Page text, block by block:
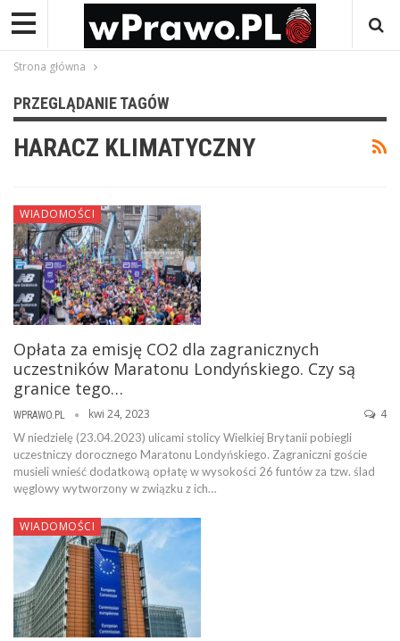
Strona główna
PRZEGLĄDANIE TAGÓW
HARACZ KLIMATYCZNY
WIADOMOŚCI
Opłata za emisję CO2 dla zagranicznych
uczestników Maratonu Londyńskiego. Czy są
granice tego…
WPRAWO.PL kwi 24, 2023 4
W niedzielę (23.04.2023) ulicami stolicy Wielkiej Brytanii pobiegli
uczestniczy dorocznego Maratonu Londyńskiego. Zagraniczni goście
musieli wnieść dodatkową opłatę w wysokości 26 funtów za tzw. ślad
węglowy wytworzony w związku z ich…
WIADOMOŚCI